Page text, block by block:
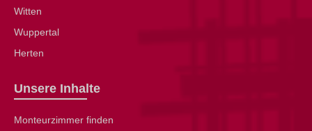
Witten
Wuppertal
Herten
Unsere Inhalte
Monteurzimmer finden